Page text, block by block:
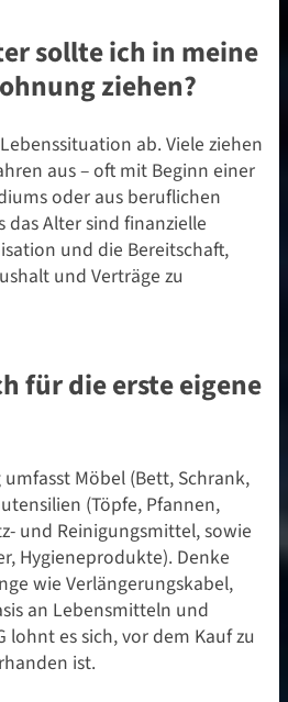
sollte ich in meine
ziehen?
ab. Viele ziehen
aus – oft mit Beginn einer
oder aus beruflichen
das Alter sind finanzielle
und die Bereitschaft,
und Verträge zu
für die erste eigene
Möbel (Bett, Schrank,
(Töpfe, Pfannen,
und Reinigungsmittel, sowie
Hygieneprodukte). Denke
wie Verlängerungskabel,
an Lebensmitteln und
lohnt es sich, vor dem Kauf zu
ist.